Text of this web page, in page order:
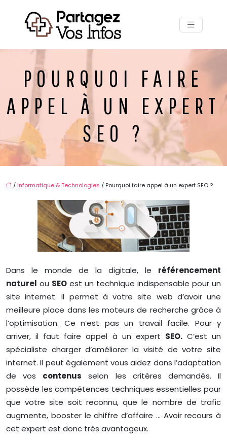
POURQUOI FAIRE
APPEL À UN EXPERT
SEO ?
/ Informatique & Technologies / Pourquoi faire appel à un expert SEO ?
Dans le monde de la digitale, le référencement
naturel ou SEO est un technique indispensable pour un
site internet. Il permet à votre site web d’avoir une
meilleure place dans les moteurs de recherche grâce à
l’optimisation. Ce n’est pas un travail facile. Pour y
arriver, il faut faire appel à un expert SEO.C’est un
spécialiste charger d’améliorer la visité de votre site
internet. Il peut également vous aidez dans l’adaptation
de vos contenus selon les critères demandés. Il
possède les compétences techniques essentielles pour
que votre site soit reconnu, que le nombre de trafic
augmente, booster le chiffre d’affaire … Avoir recours à
cet expert est donc très avantageux.